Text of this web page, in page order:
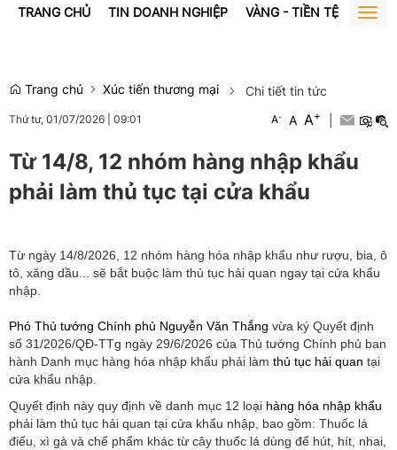
TRANG CHỦ TIN DOANH NGHIỆP VÀNG - TIỀN TỆ BẤT
Trang chủ Xúc tiến thương mại Chi tiết tin tức
Thứ tư, 01/07/2026 09:01 A- A A+
Từ 14/8, 12 nhóm hàng nhập khẩu
phải làm thủ tục tại cửa khẩu
Từ ngày 14/8/2026, 12 nhóm hàng hóa nhập khẩu như rượu, bia, ô
tô, xăng dầu... sẽ bắt buộc làm thủ tục hải quan ngay tại cửa khẩu
nhập.
Phó Thủ tướng Chính phủ Nguyễn Văn Thắng vừa ký Quyết định
số 31/2026/QĐ-TTg ngày 29/6/2026 của Thủ tướng Chính phủ ban
hành Danh mục hàng hóa nhập khẩu phải làm thủ tục hải quan tại
cửa khẩu nhập.
Quyết định này quy định về danh mục 12 loại hàng hóa nhập khẩu
phải làm thủ tục hải quan tại cửa khẩu nhập, bao gồm: Thuốc lá
điếu, xì gà và chế phẩm khác từ cây thuốc lá dùng để hút, hít, nhai,